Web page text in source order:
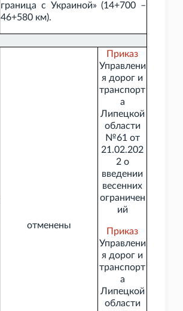
граница с Украиной» (14+700 –
46+580 км).
отменены
Приказ
Управлени
я дорог и
транспорт
а
Липецкой
области
№61 от
21.02.202
2 о
введении
весенних
ограничен
ий
Приказ
Управлени
я дорог и
транспорт
а
Липецкой
области